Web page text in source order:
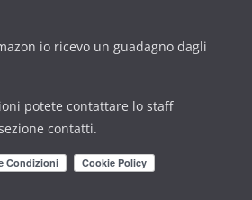
io ricevo un guadagno dagli
potete contattare lo staff
contatti.